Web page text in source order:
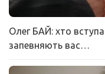
Олег БАЙ: хто
запевняють вас…